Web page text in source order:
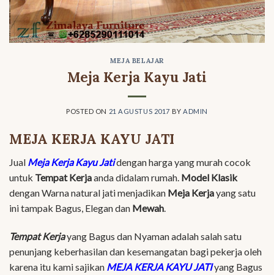
MEJA BELAJAR
Meja Kerja Kayu Jati
POSTED ON 21 AGUSTUS 2017 BY ADMIN
MEJA KERJA KAYU JATI
Jual Meja Kerja Kayu Jatidengan harga yang murah cocok
untuk Tempat Kerjaanda didalam rumah. Model Klasik
dengan Warna natural jati menjadikan Meja Kerjayang satu
ini tampak Bagus, Elegan dan Mewah
Tempat Kerjayang Bagus dan Nyaman adalah salah satu
penunjang keberhasilan dan kesemangatan bagi pekerja oleh
karena itu kami sajikan MEJA KERJA KAYU JATIyang Bagus